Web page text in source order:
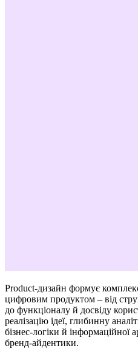
Product-дизайн формує
цифровим продуктом – від
до функціоналу й досвіду
реалізацію ідеї, глибинну
бізнес-логіки й інформаційної
бренд-айдентики.